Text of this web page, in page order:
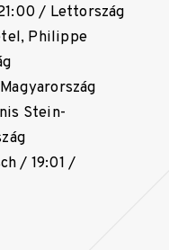
/ Lettország
Philippe
Stein-
/ 19:01 /